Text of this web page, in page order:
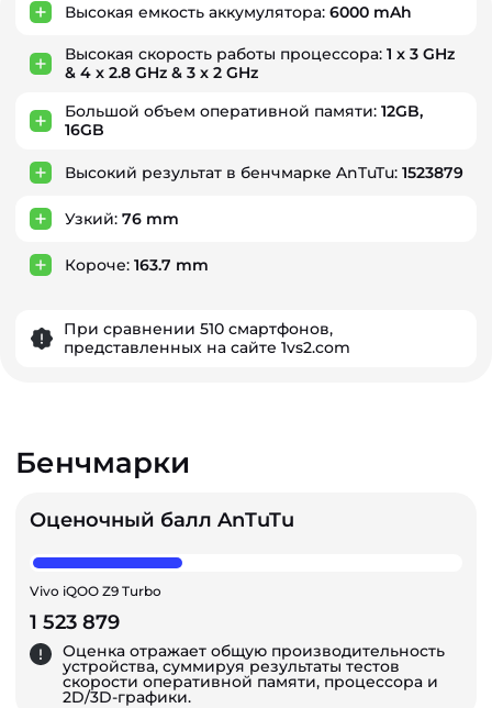
Ключевые преимущества
Высокая емкость аккумулятора: 6000 mAh
Высокая скорость работы процессора: 1 x 3 GHz
& 4 x 2.8 GHz & 3 x 2 GHz
Большой объем оперативной памяти: 12GB,
16GB
Высокий результат в бенчмарке AnTuTu: 1523879
Узкий: 76 mm
Короче: 163.7 mm
При сравнении 510 смартфонов,
представленных на сайте 1vs2.com
Бенчмарки
Оценочный балл AnTuTu
Vivo iQOO Z9 Turbo
1 523 879
Оценка отражает общую производительность
устройства, суммируя результаты тестов
скорости оперативной памяти, процессора и
2D/3D-графики.